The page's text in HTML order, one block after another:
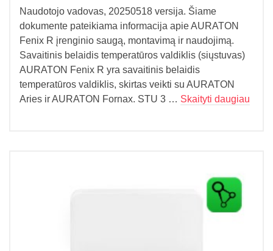
Naudotojo vadovas, 20250518 versija. Šiame
dokumente pateikiama informacija apie AURATON
Fenix ​​​​R įrenginio saugą, montavimą ir naudojimą.
Savaitinis belaidis temperatūros valdiklis (siųstuvas)
AURATON Fenix ​​​​R yra savaitinis belaidis
temperatūros valdiklis, skirtas veikti su AURATON
Aries ir AURATON Fornax. STU 3 … Skaityti daugiau